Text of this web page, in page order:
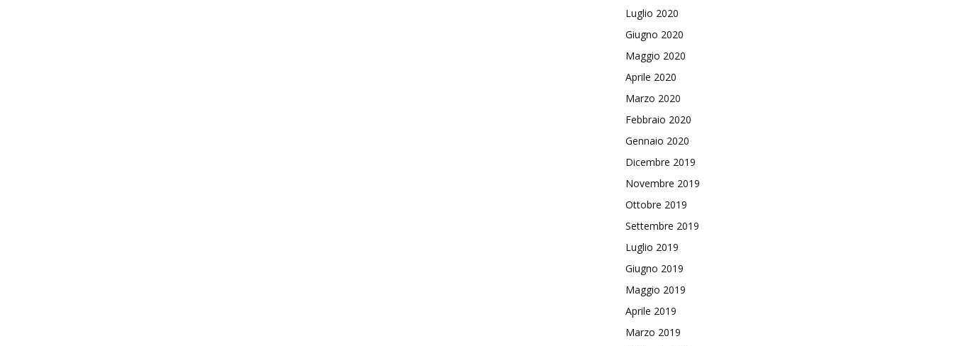
Luglio 2020
Giugno 2020
Maggio 2020
Aprile 2020
Marzo 2020
Febbraio 2020
Gennaio 2020
Dicembre 2019
Novembre 2019
Ottobre 2019
Settembre 2019
Luglio 2019
Giugno 2019
Maggio 2019
Aprile 2019
Marzo 2019